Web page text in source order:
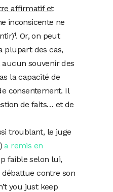
affirmatif et
inconsicente ne
Or, on peut
plupart des cas,
aucun souvenir des
la capacité de
consentement. Il
de faits… et de
troublant, le juge
a remis en
faible selon lui,
débattue contre son
you just keep